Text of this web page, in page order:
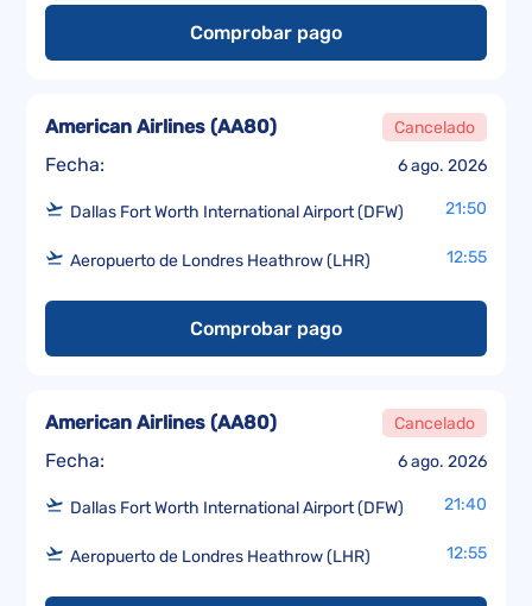
Comprobar pago
Fecha: 6 ago. 2026
American Airlines (AA80) Cancelado
Dallas Fort Worth International Airport (DFW) 21:50
Aeropuerto de Londres Heathrow (LHR) 12:55
Comprobar pago
Fecha: 6 ago. 2026
American Airlines (AA80) Cancelado
Dallas Fort Worth International Airport (DFW) 21:40
Aeropuerto de Londres Heathrow (LHR) 12:55